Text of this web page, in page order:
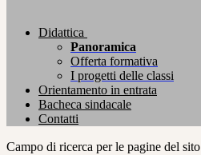
Didattica
Panoramica
Offerta formativa
I progetti delle classi
Orientamento in entrata
Bacheca sindacale
Contatti
Campo di ricerca per le pagine del sito